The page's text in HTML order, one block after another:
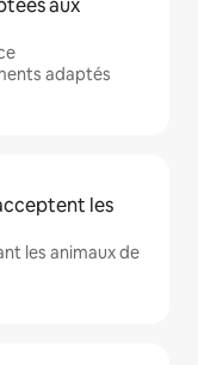
aux
adaptés
les
les animaux de